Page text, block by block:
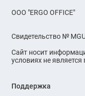
OOO "ERGO OFFICE"
Свидетельство №
Сайт носит
условиях не
Поддержка